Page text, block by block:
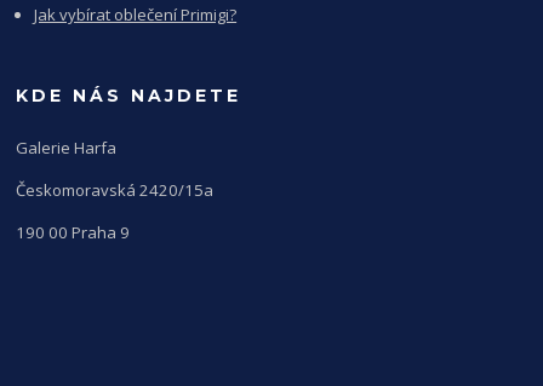
Jak vybírat oblečení Primigi?
KDE NÁS NAJDETE
Galerie Harfa
Českomoravská 2420/15a
190 00 Praha 9